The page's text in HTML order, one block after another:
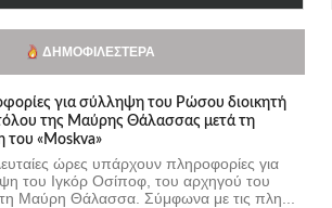
ΔΗΜΟΦΙΛΈΣΤΕΡΑ
για σύλληψη του Ρώσου διοικητή
της Mαύρης Θάλασσας μετά τη
του «Moskva»
ώρες υπάρχουν πληροφορίες για
του Ιγκόρ Οσίποφ, του αρχηγού του
Μαύρη Θάλασσα. Σύμφωνα με τις πλη...